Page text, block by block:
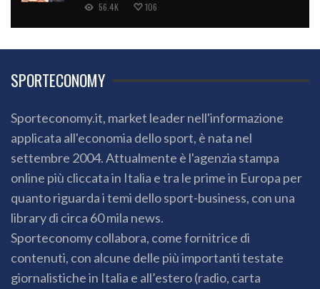
56.4K 106
SPORTECONOMY
Sporteconomy.it, market leader nell'informazione
applicata all'economia dello sport, è nata nel
settembre 2004. Attualmente è l'agenzia stampa
online più cliccata in Italia e tra le prime in Europa per
quanto riguarda i temi dello sport-business, con una
library di circa 60 mila news.
Sporteconomy collabora, come fornitrice di
contenuti, con alcune delle più importanti testate
giornalistiche in Italia e all’estero (radio, carta